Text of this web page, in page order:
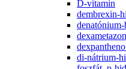
D-vitamin
dembrexin-
denatónium-
dexametazon
di-nátrium-